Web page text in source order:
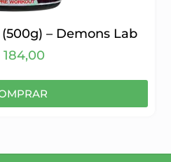
– Demons Lab
184,00